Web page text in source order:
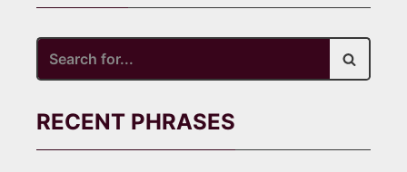
Search
RECENT PHRASES